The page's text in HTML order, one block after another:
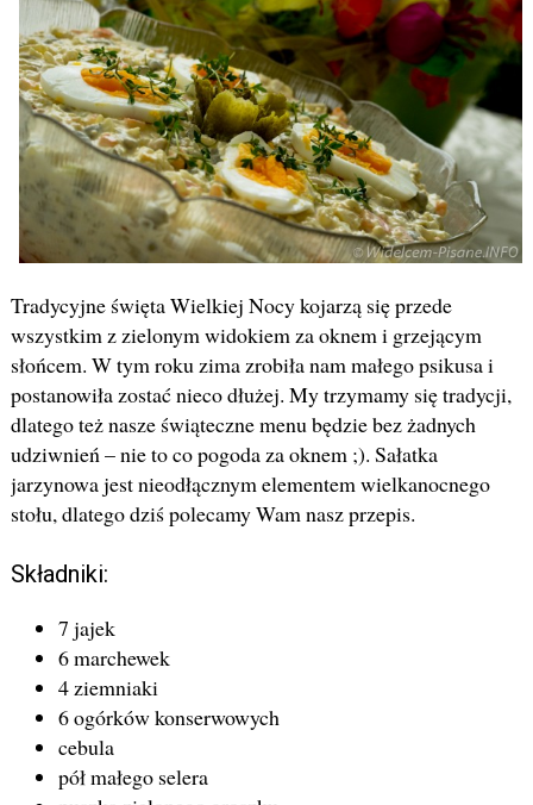
Tradycyjne święta Wielkiej Nocy kojarzą się przede
wszystkim z zielonym widokiem za oknem i grzejącym
słońcem. W tym roku zima zrobiła nam małego psikusa i
postanowiła zostać nieco dłużej. My trzymamy się tradycji,
dlatego też nasze świąteczne menu będzie bez żadnych
udziwnień – nie to co pogoda za oknem ;). Sałatka
jarzynowa jest nieodłącznym elementem wielkanocnego
stołu, dlatego dziś polecamy Wam nasz przepis.
Składniki:
7 jajek
6 marchewek
4 ziemniaki
6 ogórków konserwowych
cebula
pół małego selera